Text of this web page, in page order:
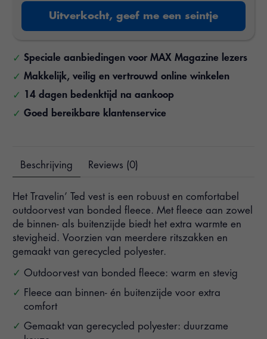
Uitverkocht, geef me een seintje
Speciale aanbiedingen voor MAX Magazine lezers
Makkelijk, veilig en vertrouwd online winkelen
14 dagen bedenktijd na aankoop
Goed bereikbare klantenservice
Beschrijving Reviews (0)
Het Travelin’ Ted vest is een robuust en comfortabel
outdoorvest van bonded fleece. Met fleece aan zowel
de binnen- als buitenzijde biedt het extra warmte en
stevigheid. Voorzien van meerdere ritszakken en
gemaakt van gerecycled polyester.
Outdoorvest van bonded fleece: warm en stevig
Fleece aan binnen- én buitenzijde voor extra
comfort
Gemaakt van gerecycled polyester: duurzame